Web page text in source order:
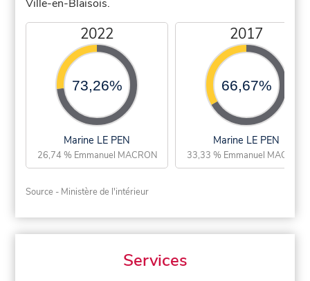
Ville-en-Blaisois.
2022
73,26%
Marine LE PEN
26,74 % Emmanuel MACRON
2017
66,67%
Marine LE PEN
33,33 % Emmanuel MACRON
Source - Ministère de l'intérieur
Services